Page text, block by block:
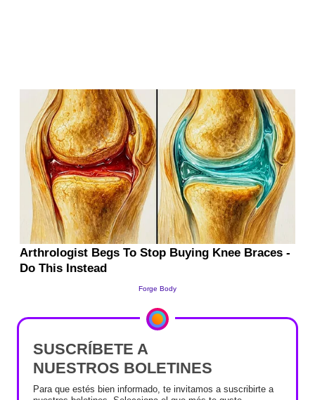
SUSCRÍBETE A
NUESTROS BOLETINES
Para que estés bien informado, te invitamos a suscribirte a